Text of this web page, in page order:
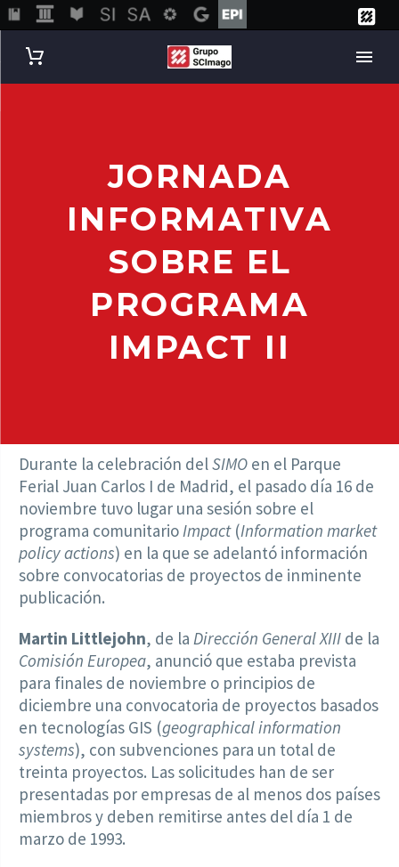
JORNADA
INFORMATIVA
SOBRE EL
PROGRAMA
IMPACT II
Durante la celebración delSIMO en el Parque
Ferial Juan Carlos I de Madrid, el pasado día 16 de
noviembre tuvo lugar una sesión sobre el
programa comunitarioImpact (Information market
policy actions) en la que se adelantó información
sobre convocatorias de proyectos de inminente
publicación.
Martin Littlejohn, de la Dirección General XIII de la
Comisión Europea, anunció que estaba prevista
para finales de noviembre o principios de
diciembre una convocatoria de proyectos basados
en tecnologías GIS (geographical information
systems), con subvenciones para un total de
treinta proyectos. Las solicitudes han de ser
presentadas por empresas de al menos dos países
miembros y deben remitirse antes del día 1 de
marzo de 1993.